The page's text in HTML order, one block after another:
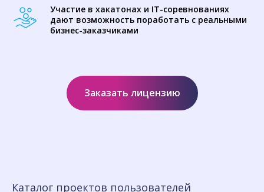
Участие в хакатонах и IT-соревнованиях
дают возможность поработать с реальными
бизнес-заказчиками
Заказать лицензию
Каталог проектов пользователей